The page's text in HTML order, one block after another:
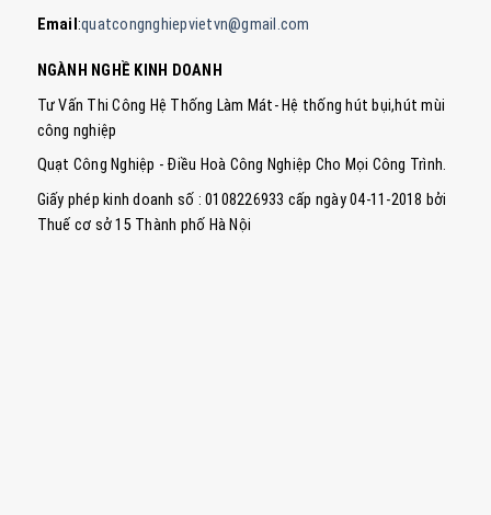
Email:quatcongnghiepvietvn@gmail.com
NGÀNH NGHỀ KINH DOANH
Tư Vấn Thi Công Hệ Thống Làm Mát- Hệ thống hút bụi,hút mùi
công nghiệp
Quạt Công Nghiệp - Điều Hoà Công Nghiệp Cho Mọi Công Trình.
Giấy phép kinh doanh số : 0108226933 cấp ngày 04-11-2018 bởi
Thuế cơ sở 15 Thành phố Hà Nội